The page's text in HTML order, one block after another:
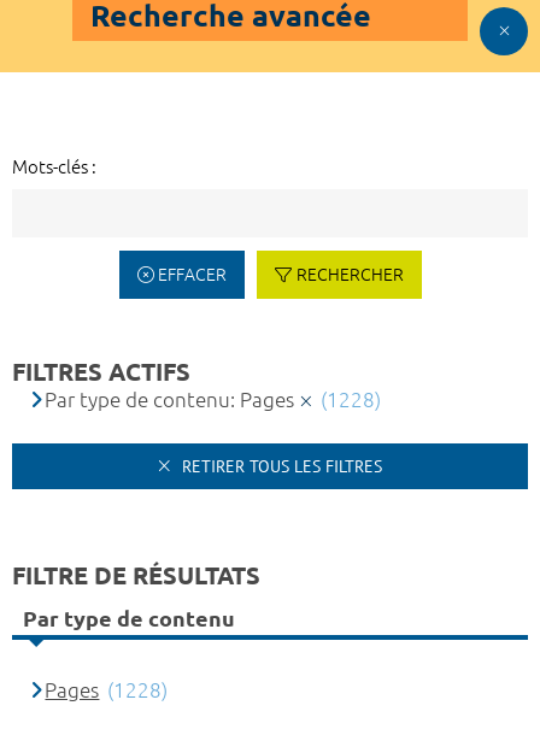
Recherche avancée
Mots-clés :
EFFACER RECHERCHER
FILTRES ACTIFS
Par type de contenu: Pages (1228)
RETIRER TOUS LES FILTRES
FILTRE DE RÉSULTATS
Par type de contenu
Pages (1228)